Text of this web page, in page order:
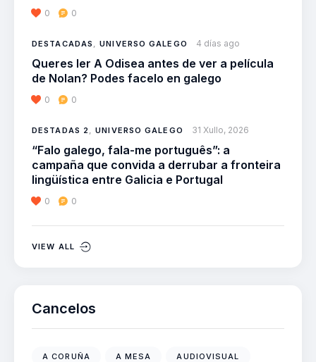
0 0
DESTACADAS ,UNIVERSO GALEGO 4 días ago
Queres ler A Odisea antes de ver a película
de Nolan? Podes facelo en galego
0 0
DESTADAS 2,UNIVERSO GALEGO 31 Xullo, 2026
“Falo galego, fala-me português”: a
campaña que convida a derrubar a fronteira
lingüística entre Galicia e Portugal
0 0
VIEW ALL
Cancelos
A CORUÑA A MESA AUDIOVISUAL